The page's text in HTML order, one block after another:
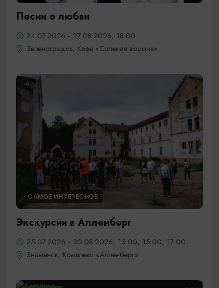
Песни о любви
24.07.2026 - 27.08.2026, 18:00
Зеленоградск, Кафе «Соленая ворона»
САМОЕ ИНТЕРЕСНОЕ
Экскурсии в Алленберг
25.07.2026 - 30.08.2026, 13:00, 15:00, 17:00
Знаменск, Комплекс «Алленберг»